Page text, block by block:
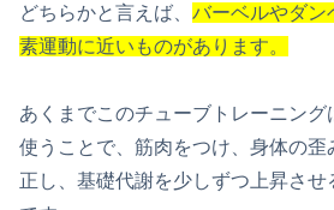
どちらかと言えば、 バーベルやダン
素運動に近いものがあります。
あくまでこのチューブトレーニン
使うことで、筋肉をつけ、身体の歪
正し、基礎代謝を少しずつ上昇させ